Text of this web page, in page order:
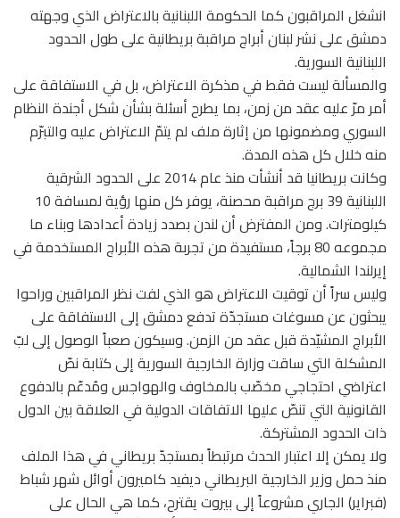
انشغل المراقبون كما الحكومة اللبنانية بالاعتراض الذي وجهته
دمشق على نشر لبنان أبراج مراقبة بريطانية على طول الحدود
اللبنانية السورية.
والمسألة ليست فقط في مذكرة الاعتراض، بل في الاستفاقة على
أمر مرّ عليه عقد من زمن، بما يطرح أسئلة بشأن شكل أجندة النظام
السوري ومضمونها من إثارة ملف لم يتمّ الاعتراض عليه والتبرّم
منه خلال كل هذه المدة.
وكانت بريطانيا قد أنشأت منذ عام 2014 على الحدود الشرقية
اللبنانية 39 برج مراقبة محصنة، يوفر كل منها رؤية لمسافة 10
كيلومترات. ومن المفترض أن لندن بصدد زيادة أعدادها وبناء ما
مجموعه 80 برجاً، مستفيدة من تجربة هذه الأبراج المستخدمة في
إيرلندا الشمالية.
وليس سراً أن توقيت الاعتراض هو الذي لفت نظر المراقبين وراحوا
يبحثون عن مسوغات مستجدّة تدفع دمشق إلى الاستفاقة على
الأبراج المشيّدة قبل عقد من الزمن. وسيكون صعباً الوصول إلى لبّ
المشكلة التي ساقت وزارة الخارجية السورية إلى كتابة نصّ
اعتراضي احتجاجي مخصّب بالمخاوف والهواجس ومُدعّم بالدفوع
القانونية التي تنصّ عليها الاتفاقات الدولية في العلاقة بين الدول
ذات الحدود المشتركة.
ولا يمكن إلا اعتبار الحدث مرتبطاً بمستجدّ بريطاني في هذا الملف
منذ حمل وزير الخارجية البريطاني ديفيد كاميرون أوائل شهر شباط
(فبراير) الجاري مشروعاً إلى بيروت يقترح، كما هي الحال على